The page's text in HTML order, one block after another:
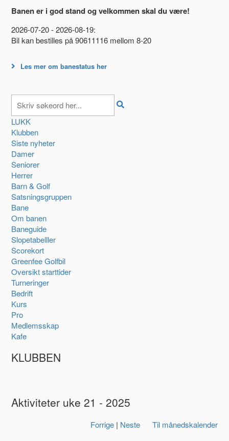
Banen er i god stand og velkommen skal du være!
2026-07-20 - 2026-08-19:
Bil kan bestilles på 90611116 mellom 8-20
Les mer om banestatus her
LUKK
Klubben
Siste nyheter
Damer
Seniorer
Herrer
Barn & Golf
Satsningsgruppen
Bane
Om banen
Baneguide
Slopetabelller
Scorekort
Greenfee Golfbil
Oversikt starttider
Turneringer
Bedrift
Kurs
Pro
Medlemsskap
Kafe
KLUBBEN
Aktiviteter uke 21 - 2025
Forrige| Neste Til månedskalender